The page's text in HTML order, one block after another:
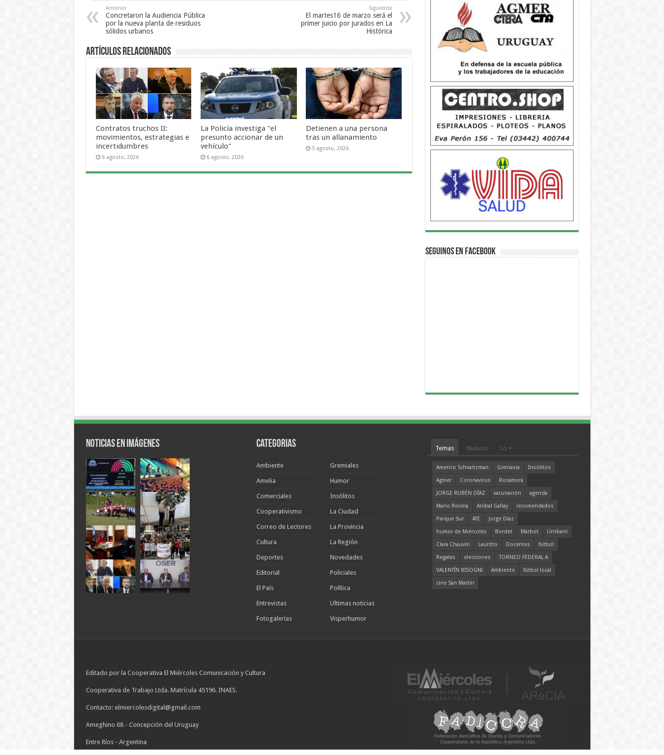
Anterior
Concretaron la Audiencia Pública
por la nueva planta de residuos
sólidos urbanos
Siguiente
El martes16 de marzo será el
primer juicio por jurados en La
Histórica
Artículos Relacionados
Contratos truchos II:
movimientos, estrategias e
incertidumbres
6 agosto, 2026
La Policía investiga "el
presunto accionar de un
vehículo"
6 agosto, 2026
Detienen a una persona
tras un allanamiento
5 agosto, 2026
Seguinos en Facebook
Noticias en Imágenes Categorias
Ambiente
Amelia
Comerciales
Cooperativismo
Correo de Lectores
Cultura
Deportes
Editorial
El País
Entrevistas
Fotogalerías
Gremiales
Humor
Insólitos
La Ciudad
La Provincia
La Región
Novedades
Policiales
Política
Ultimas noticias
Visperhumor
Temas Nuevos Lo +
Americo Schvartzman Gimnasia
Insólitos
Agmer
Coronavirus
Rocamora
JORGE RUBÉN DÍAZ
vacunación
agenda
Mario Rovina
Aníbal Gallay
recomendados
Parque Sur
ATE
Jorge Díaz
humor de Miércoles
Bordet Marbot
Urribarri
Clara Chauvín
Lauritto Docentes
fútbol
Regatas
elecciones
TORNEO FEDERAL A
VALENTÍN BISOGNI
Ambiente
fútbol local
cine San Martín
Editado por la Cooperativa El Miércoles Comunicación y Cultura
Cooperativa de Trabajo Ltda. Matrícula 45196. INAES.
Contacto: elmiercolesdigital@gmail.com
Ameghino 68 - Concepción del Uruguay
Entre Ríos - Argentina